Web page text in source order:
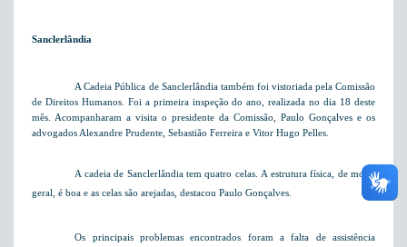
Sanclerlândia
A Cadeia Pública de Sanclerlândia também foi vistoriada pela Comissão
de Direitos Humanos. Foi a primeira inspeção do ano, realizada no dia 18 deste
mês. Acompanharam a visita o presidente da Comissão, Paulo Gonçalves e os
advogados Alexandre Prudente, Sebastião Ferreira e Vitor Hugo Pelles.
A cadeia de Sanclerlândia tem quatro celas. A estrutura física, de modo
geral, é boa e as celas são arejadas, destacou Paulo Gonçalves.
Os principais problemas encontrados foram a falta de assistência